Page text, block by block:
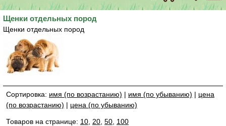
Щенки отдельных пород
Щенки отдельных пород
Сортировка: имя (по возрастанию) | имя (по убыванию) | цена
(по возрастанию) | цена (по убыванию)
Товаров на странице: 10 20 50 100